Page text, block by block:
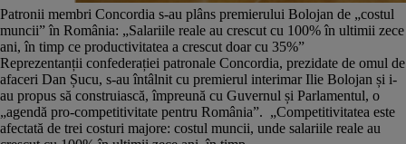
Patronii membri Concordia s-au plâns premierului Bolojan de „costul
muncii” în România: „Salariile reale au crescut cu 100% în ultimii zece
ani, în timp ce productivitatea a crescut doar cu 35%”
Reprezentanții confederației patronale Concordia, prezidate de omul de
afaceri Dan Șucu, s-au întâlnit cu premierul interimar Ilie Bolojan și i-
au propus să construiască, împreună cu Guvernul și Parlamentul, o
„agendă pro-competitivitate pentru România”. „Competitivitatea este
afectată de trei costuri majore: costul muncii, unde salariile reale au